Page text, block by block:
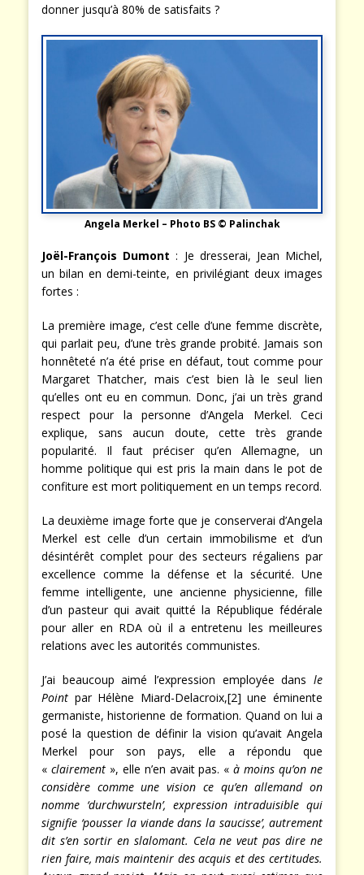
donner jusqu’à 80% de satisfaits ?
Angela Merkel – Photo BS © Palinchak
Joël-François Dumont: Je dresserai, Jean Michel,
un bilan en demi-teinte, en privilégiant deux images
fortes :
La première image, c’est celle d’une femme discrète,
qui parlait peu, d’une très grande probité. Jamais son
honnêteté n’a été prise en défaut, tout comme pour
Margaret Thatcher, mais c’est bien là le seul lien
qu’elles ont eu en commun. Donc, j’ai un très grand
respect pour la personne d’Angela Merkel. Ceci
explique, sans aucun doute, cette très grande
popularité. Il faut préciser qu’en Allemagne, un
homme politique qui est pris la main dans le pot de
confiture est mort politiquement en un temps record.
La deuxième image forte que je conserverai d’Angela
Merkel est celle d’un certain immobilisme et d’un
désintérêt complet pour des secteurs régaliens par
excellence comme la défense et la sécurité. Une
femme intelligente, une ancienne physicienne, fille
d’un pasteur qui avait quitté la République fédérale
pour aller en RDA où il a entretenu les meilleures
relations avec les autorités communistes.
J’ai beaucoup aimé l’expression employée dans le
Point par Hélène Miard-Delacroix,[2] une éminente
germaniste, historienne de formation. Quand on lui a
posé la question de définir la vision qu’avait Angela
Merkel pour son pays, elle a répondu que
« clairement », elle n’en avait pas. «à moins qu’on ne
considère comme une vision ce qu’en allemand on
nomme ‘durchwursteln’, expression intraduisible qui
signifie ‘pousser la viande dans la saucisse’, autrement
dit s’en sortir en slalomant. Cela ne veut pas dire ne
rien faire, mais maintenir des acquis et des certitudes.